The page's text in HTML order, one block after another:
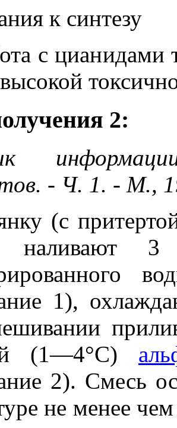
к синтезу
с цианидами
2:
- Ч. 1. - М.,
(с
1),
(1—4°С)
2). Смесь
не менее